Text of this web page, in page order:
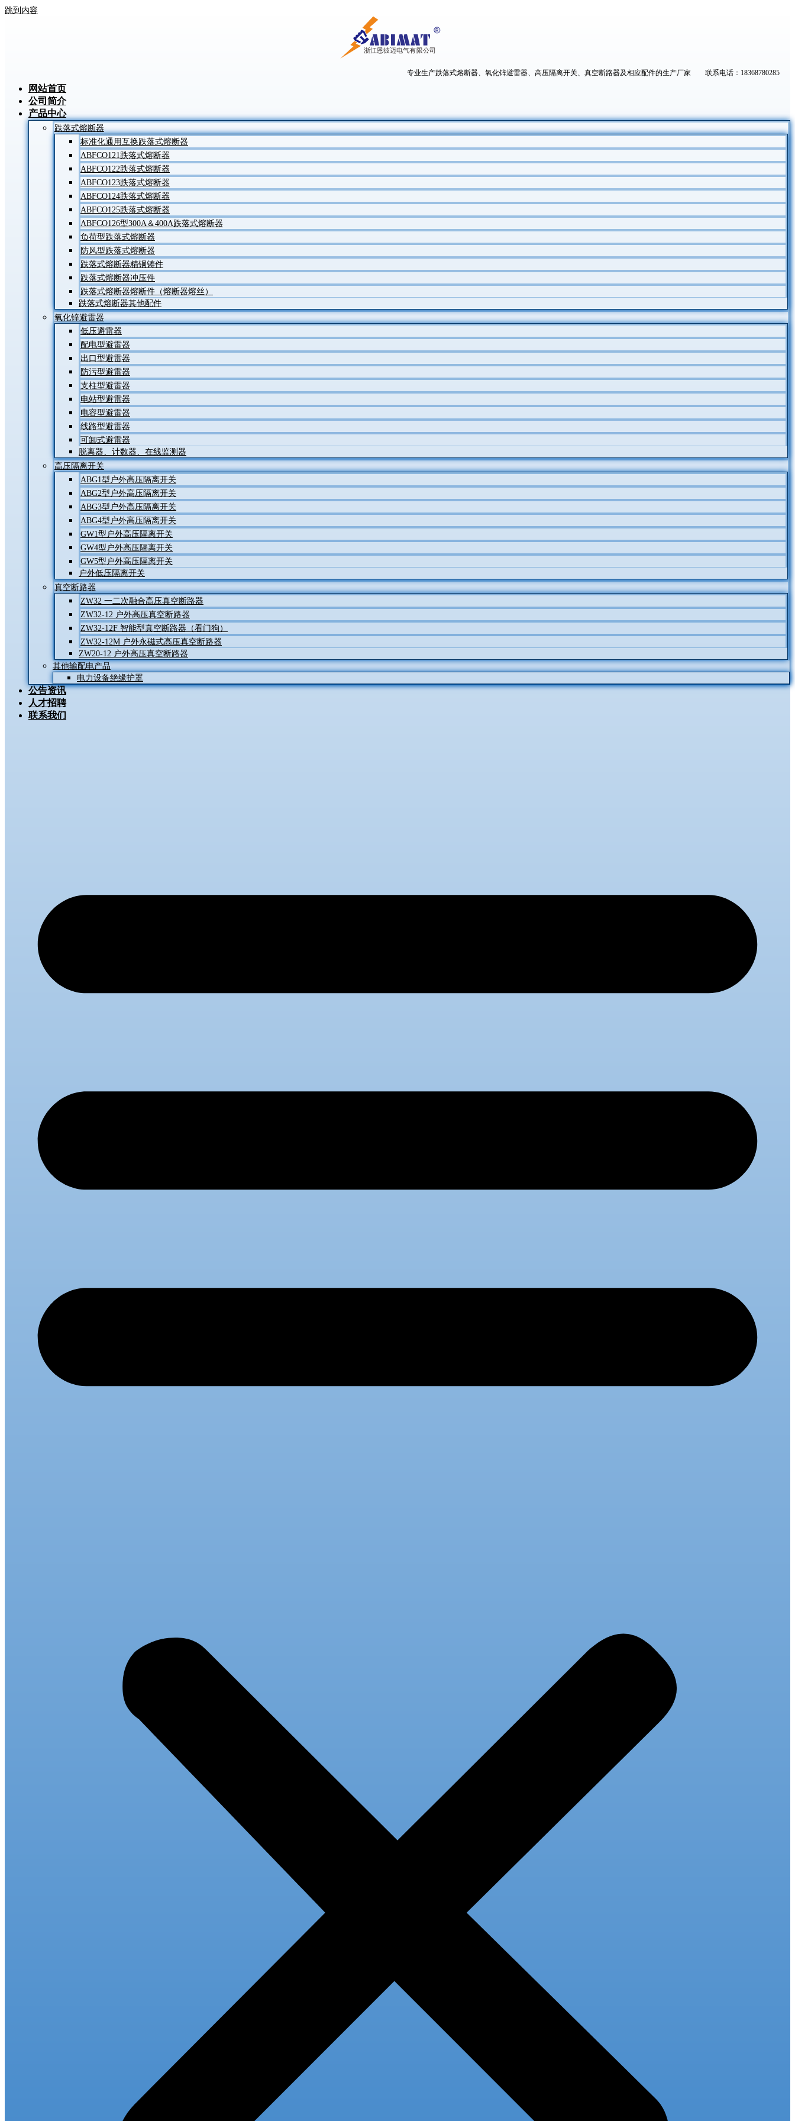
跳到内容
专业生产跌落式熔断器、氧化锌避雷器、高压隔离开关、真空断路器及相应配件的生产厂家 联系电话：18368780285
网站首页
公司简介
产品中心
跌落式熔断器
标准化通用互换跌落式熔断器
ABFCO121跌落式熔断器
ABFCO122跌落式熔断器
ABFCO123跌落式熔断器
ABFCO124跌落式熔断器
ABFCO125跌落式熔断器
ABFCO126型300A＆400A跌落式熔断器
负荷型跌落式熔断器
防风型跌落式熔断器
跌落式熔断器精铜铸件
跌落式熔断器冲压件
跌落式熔断器熔断件（熔断器熔丝）
跌落式熔断器其他配件
氧化锌避雷器
低压避雷器
配电型避雷器
出口型避雷器
防污型避雷器
支柱型避雷器
电站型避雷器
电容型避雷器
线路型避雷器
可卸式避雷器
脱离器、计数器、在线监测器
高压隔离开关
ABG1型户外高压隔离开关
ABG2型户外高压隔离开关
ABG3型户外高压隔离开关
ABG4型户外高压隔离开关
GW1型户外高压隔离开关
GW4型户外高压隔离开关
GW5型户外高压隔离开关
户外低压隔离开关
真空断路器
ZW32 一二次融合高压真空断路器
ZW32-12 户外高压真空断路器
ZW32-12F 智能型真空断路器（看门狗）
ZW32-12M 户外永磁式高压真空断路器
ZW20-12 户外高压真空断路器
其他输配电产品
电力设备绝缘护罩
公告资讯
人才招聘
联系我们